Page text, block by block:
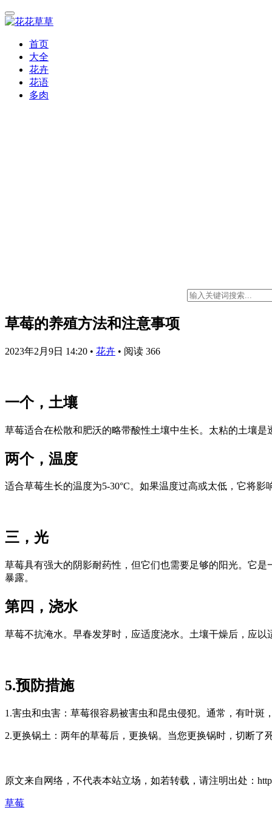
首页
大全
花卉
花语
多肉
草莓的养殖方法和注意事项
2023年2月9日 14:20 • 花卉 • 阅读 366
一个，土壤
草莓适合在松散和肥沃的略带酸性土壤中生长。太粘的土壤是
两个，温度
适合草莓生长的温度为5-30°C。如果温度过高或太低，它将影
三，光
草莓具有强大的阴影耐药性，但它们也需要足够的阳光。它
暴露。
第四，浇水
草莓不抗淹水。早春发芽时，应适度浇水。土壤干燥后，应以
5.预防措施
1.害虫和虫害：草莓很容易被害虫和昆虫侵犯。通常，有叶斑
2.更换锅土：两年的草莓后，更换锅。当您更换锅时，切断了
原文来自网络，不代表本站立场，如若转载，请注明出处：
草莓